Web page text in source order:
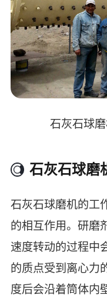
石灰石球
石灰石球磨
石灰石球磨机的工
的相互作用。研磨
速度转动的过程中
的质点受到离心力
度后会沿着筒体内